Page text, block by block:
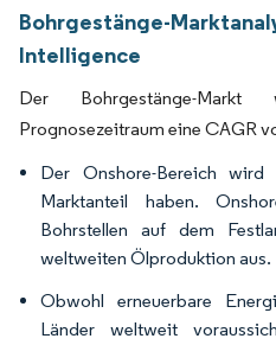
Bohrgestänge-
Intelligence
Der Bohrgestänge-
Prognosezeitraum eine CAGR
Der Onshore-Bereich
Marktanteil haben.
Bohrstellen auf dem
weltweiten Ölproduktion aus.
Obwohl erneuerbare
Länder weltweit